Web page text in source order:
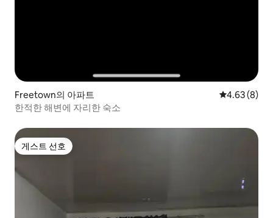
Freetown의 아파트 평점 4.63점
4.63 (8)
한적한 해변에 자리한 숙소
게스트 선호
게스트 선호